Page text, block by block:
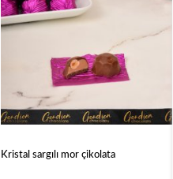
Kristal sargılı mor çikolata